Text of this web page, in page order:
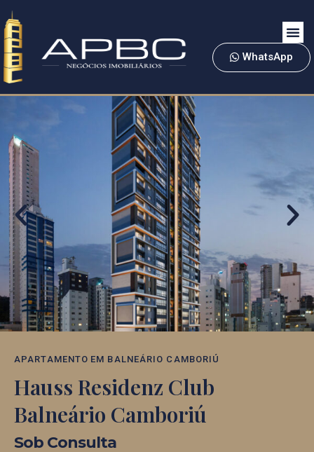
WhatsApp
APARTAMENTO EM BALNEÁRIO CAMBORIÚ
Hauss Residenz Club
Balneário Camboriú
Sob Consulta